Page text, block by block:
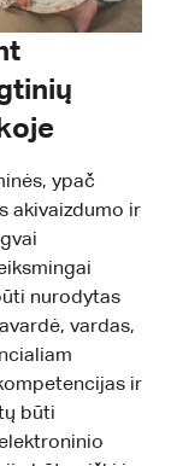
ypač
akivaizdumo ir
nurodytas
vardas,
ir
būti